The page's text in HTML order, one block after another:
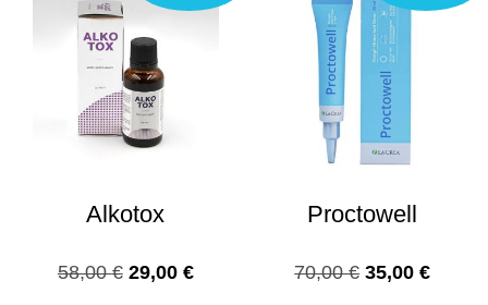
Alkotox
58,00€ Original
29,00 €Текущата
Proctowell
70,00€ Original
35,00€